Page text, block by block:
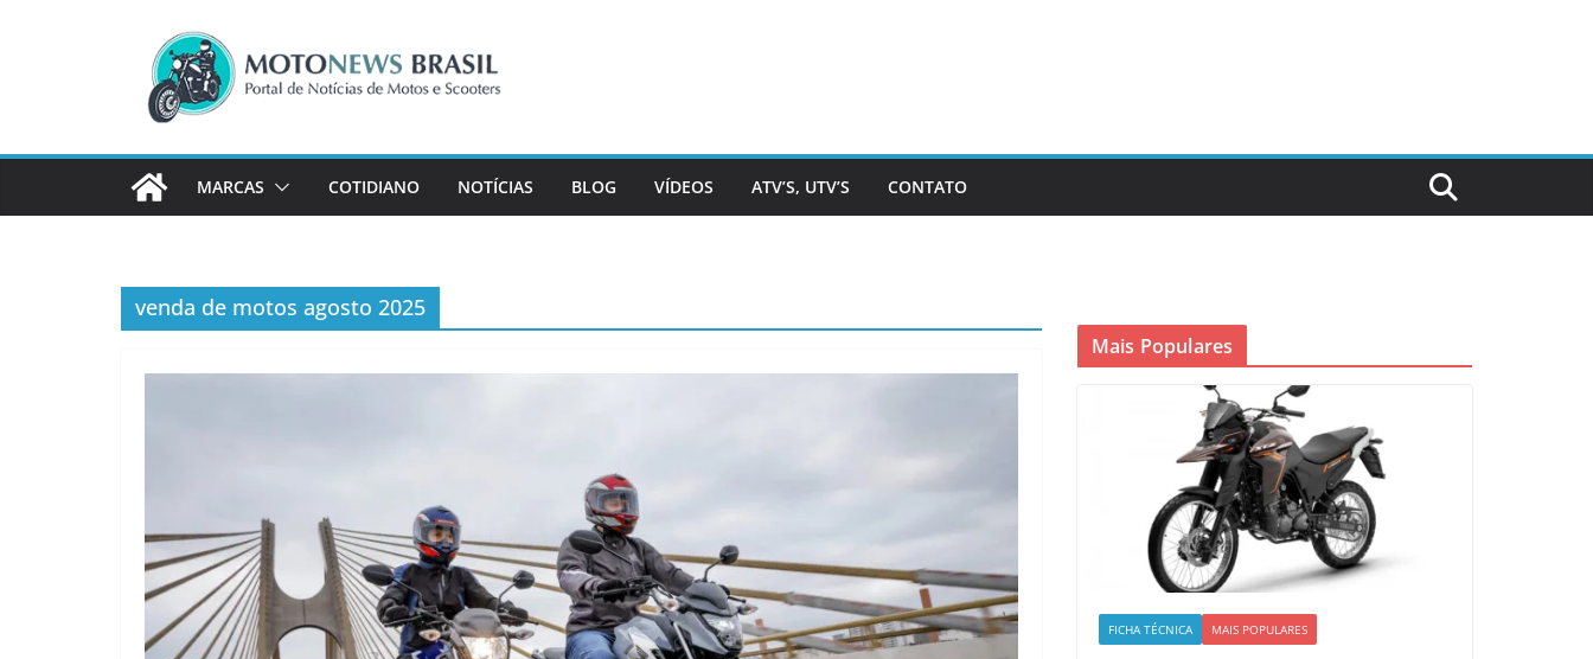
MARCAS COTIDIANO NOTÍCIAS BLOG VÍDEOS ATV’S, UTV’S CONTATO
venda de motos agosto 2025
Mais Populares
FICHA TÉCNICA MAIS POPULARES